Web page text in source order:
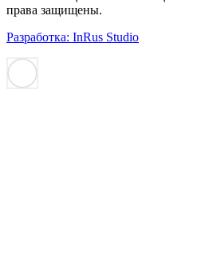
права защищены.
Разработка: InRus Studio